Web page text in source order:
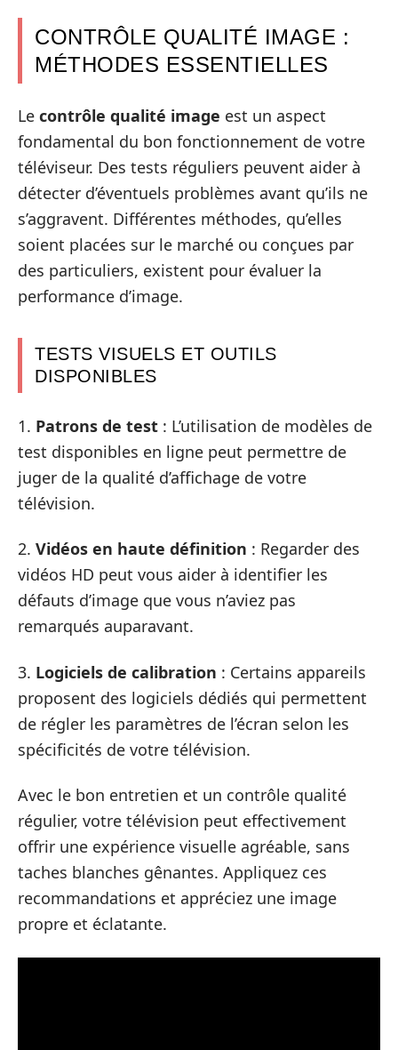
CONTRÔLE QUALITÉ IMAGE :
MÉTHODES ESSENTIELLES
Le contrôle qualité image est un aspect
fondamental du bon fonctionnement de votre
téléviseur. Des tests réguliers peuvent aider à
détecter d’éventuels problèmes avant qu’ils ne
s’aggravent. Différentes méthodes, qu’elles
soient placées sur le marché ou conçues par
des particuliers, existent pour évaluer la
performance d’image.
TESTS VISUELS ET OUTILS
DISPONIBLES
1. Patrons de test : L’utilisation de modèles de
test disponibles en ligne peut permettre de
juger de la qualité d’affichage de votre
télévision.
2. Vidéos en haute définition : Regarder des
vidéos HD peut vous aider à identifier les
défauts d’image que vous n’aviez pas
remarqués auparavant.
3. Logiciels de calibration : Certains appareils
proposent des logiciels dédiés qui permettent
de régler les paramètres de l’écran selon les
spécificités de votre télévision.
Avec le bon entretien et un contrôle qualité
régulier, votre télévision peut effectivement
offrir une expérience visuelle agréable, sans
taches blanches gênantes. Appliquez ces
recommandations et appréciez une image
propre et éclatante.